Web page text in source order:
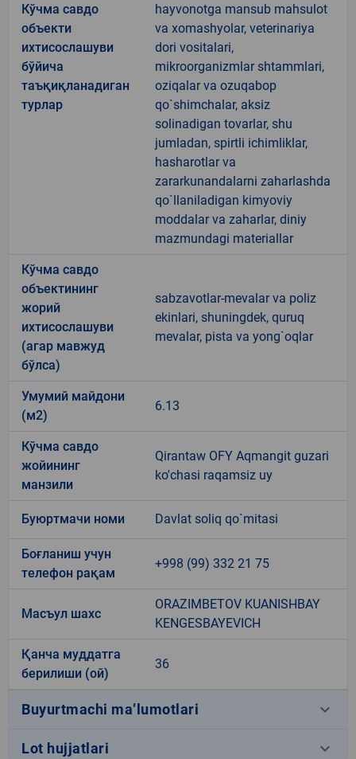
Кўчма савдо
объекти
ихтисослашуви
бўйича
таъқиқланадиган
турлар
hayvonotga mansub mahsulot
va xomashyolar, veterinariya
dori vositalari,
mikroorganizmlar shtammlari,
oziqalar va ozuqabop
qo`shimchalar, aksiz
solinadigan tovarlar, shu
jumladan, spirtli ichimliklar,
hasharotlar va
zararkunandalarni zaharlashda
qo`llaniladigan kimyoviy
moddalar va zaharlar, diniy
mazmundagi materiallar
Кўчма савдо
объектининг
жорий
ихтисослашуви
(агар мавжуд
бўлса)
sabzavotlar-mevalar va poliz
ekinlari, shuningdek, quruq
mevalar, pista va yong`oqlar
Умумий майдони
(м2)
6.13
Кўчма савдо
жойининг
манзили
Qirantaw OFY Aqmangit guzari
ko'chasi raqamsiz uy
Буюртмачи номи Davlat soliq qo`mitasi
Боғланиш учун
телефон рақам
+998 (99) 332 21 75
Масъул шахс
ORAZIMBETOV KUANISHBAY
KENGESBAYEVICH
Қанча муддатга
берилиши (ой)
36
Buyurtmachi ma’lumotlari keyboard_arrow_down
Lot hujjatlari keyboard_arrow_down